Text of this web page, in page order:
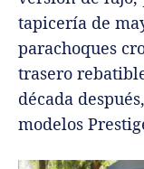
tapicería de
parachoques
trasero
década
modelos